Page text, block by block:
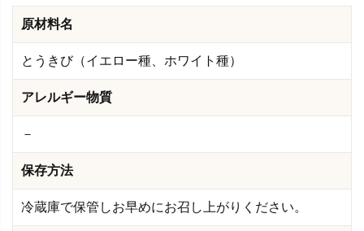
原材料名
とうきび（イエロー種、ホワイト種）
アレルギー物質
－
保存方法
冷蔵庫で保管しお早めにお召し上がりください。